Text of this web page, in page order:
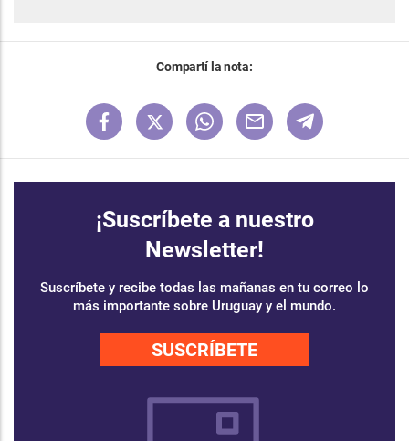
Compartí la nota:
¡Suscríbete a nuestro
Newsletter!
Suscríbete y recibe todas las mañanas en tu correo lo
más importante sobre Uruguay y el mundo.
SUSCRÍBETE